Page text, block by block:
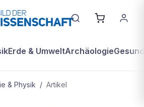
Erde & UmweltArchäologie
& Physik / Artikel